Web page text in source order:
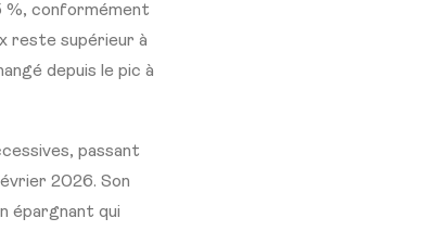
%, conformément
reste supérieur à
depuis le pic à
passant
2026. Son
épargnant qui